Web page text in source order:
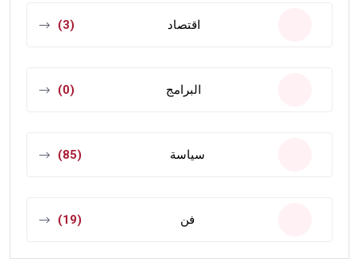
اقتصاد (3)
البرامج (0)
سياسة (85)
فن (19)